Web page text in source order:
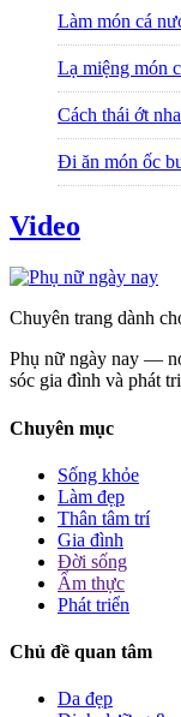
Làm món cá
Lạ miệng món
Cách thái ớt
Đi ăn món ốc
Video
Chuyên trang dành
Phụ nữ ngày nay —
sóc gia đình và phát
Chuyên mục
Sống khỏe
Làm đẹp
Thân tâm trí
Gia đình
Đời sống
Ẩm thực
Phát triển
Chủ đề quan tâm
Da đẹp